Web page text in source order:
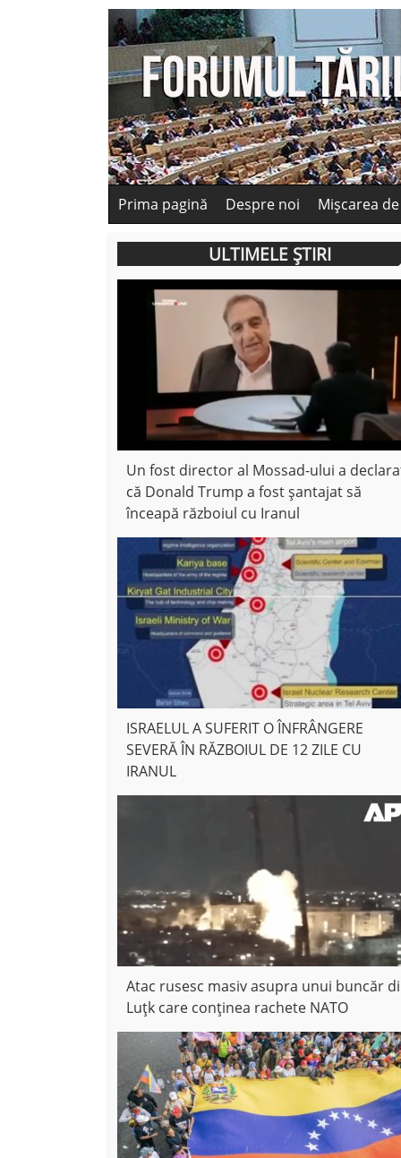
Prima pagină Despre noi Mișcarea
ULTIMELE ȘTIRI
Un fost director al Mossad-ului a
că Donald Trump a fost șantajat să
înceapă războiul cu Iranul
ISRAELUL A SUFERIT O ÎNFRÂNGERE
SEVERĂ ÎN RĂZBOIUL DE 12 ZILE CU
IRANUL
Atac rusesc masiv asupra unui buncăr
Luțk care conținea rachete NATO